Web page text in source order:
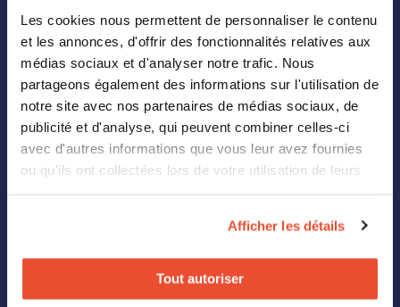
Les cookies nous permettent de personnaliser le contenu
et les annonces, d'offrir des fonctionnalités relatives aux
médias sociaux et d'analyser notre trafic. Nous
partageons également des informations sur l'utilisation de
notre site avec nos partenaires de médias sociaux, de
publicité et d'analyse, qui peuvent combiner celles-ci
avec d'autres informations que vous leur avez fournies
ou qu'ils ont collectées lors de votre utilisation de leurs
Afficher les détails
Tout autoriser
Where To Buy
Analytics
Landing Page Builder
Retail Media